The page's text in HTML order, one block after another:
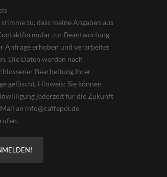
stimme zu, dass meine Angaben aus
zur Beantwortung
Anfrage erhoben und verarbeitet
Die Daten werden nach
Bearbeitung Ihrer
gelöscht. Hinweis: Sie können
jederzeit für die Zukunft
an info@caffepol.de